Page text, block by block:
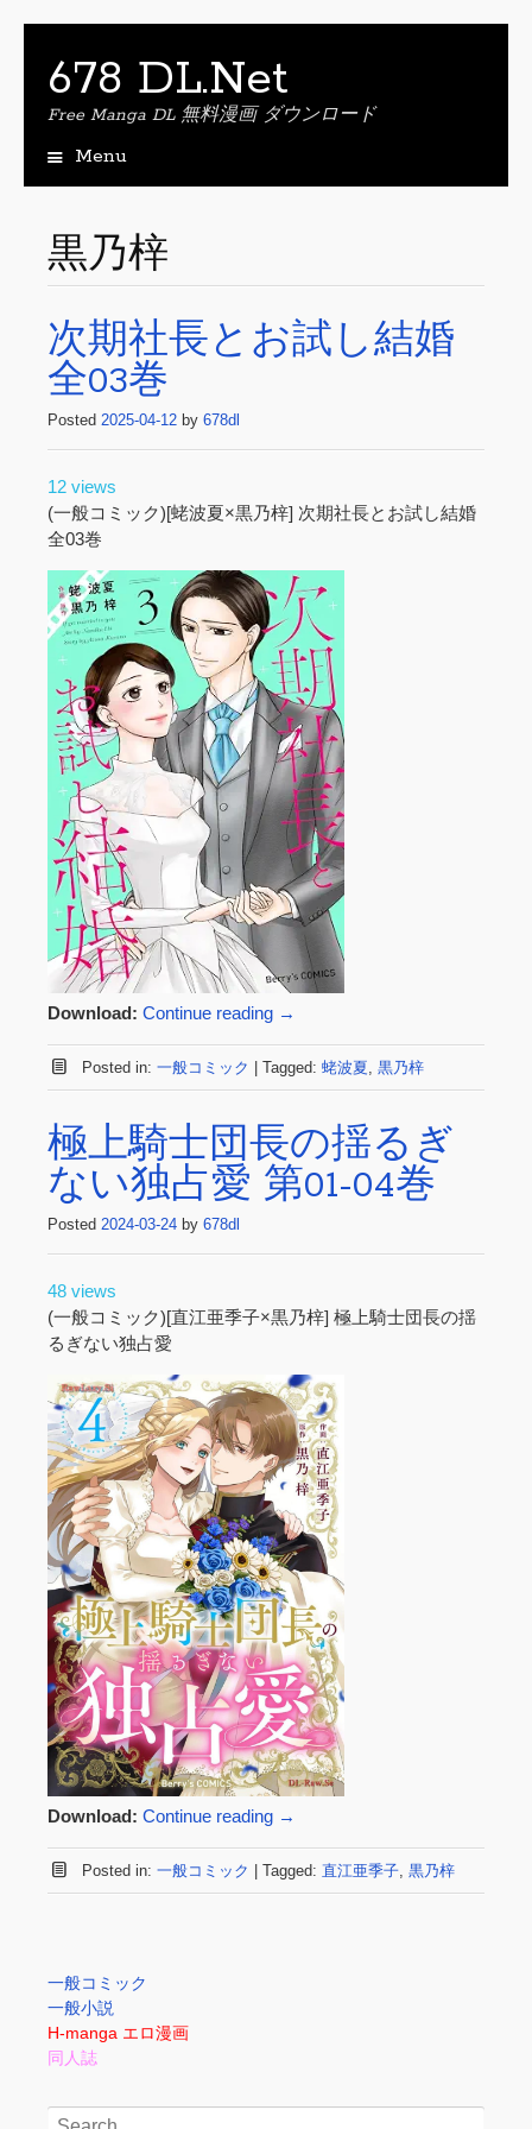
678 DL.Net
Free Manga DL 無料漫画 ダウンロード
Menu
p
t
c
o
n
e
n
t
黒乃梓
次期社長とお試し結婚
全03巻
Posted 2025-04-12 by 678dl
12 views
(一般コミック)[蛯波夏×黒乃梓] 次期社長とお試し結婚
全03巻
Download: Continue reading →
Posted in: 一般コミック Tagged: 蛯波夏 黒乃梓
極上騎士団長の揺るぎ
ない独占愛 第01-04巻
Posted 2024-03-24 by 678dl
48 views
(一般コミック)[直江亜季子×黒乃梓] 極上騎士団長の揺
るぎない独占愛
Download: Continue reading →
Posted in: 一般コミック Tagged: 直江亜季子, 黒乃梓
一般コミック
一般小説
H-manga エロ漫画
同人誌
Search